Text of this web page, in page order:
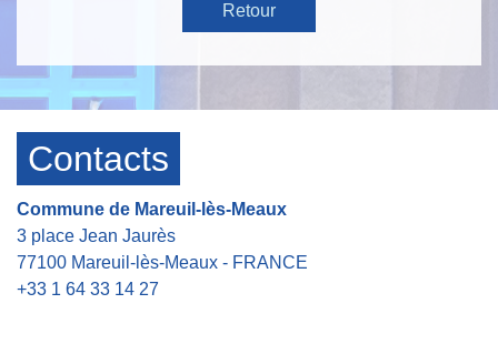
Retour
Contacts
Commune de Mareuil-lès-Meaux
3 place Jean Jaurès
77100 Mareuil-lès-Meaux - FRANCE
+33 1 64 33 14 27